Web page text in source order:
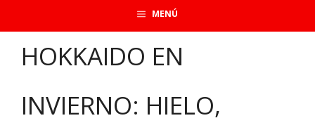
MENÚ
HOKKAIDO EN
INVIERNO: HIELO,